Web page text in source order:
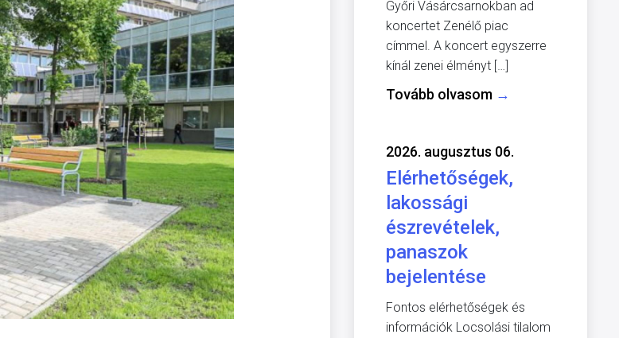
Győri Vásárcsarnokban ad
koncertet Zenélő piac
címmel. A koncert egyszerre
kínál zenei élményt […]
Tovább olvasom →
2026. augusztus 06.
Elérhetőségek,
lakossági
észrevételek,
panaszok
bejelentése
Fontos elérhetőségek és
információk Locsolási tilalom